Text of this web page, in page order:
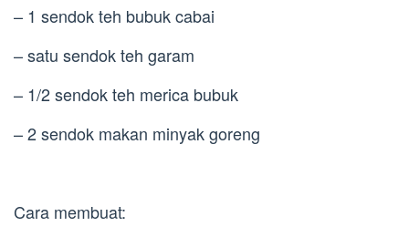
– 1 sendok teh bubuk cabai
– satu sendok teh garam
– 1/2 sendok teh merica bubuk
– 2 sendok makan minyak goreng
Cara membuat: